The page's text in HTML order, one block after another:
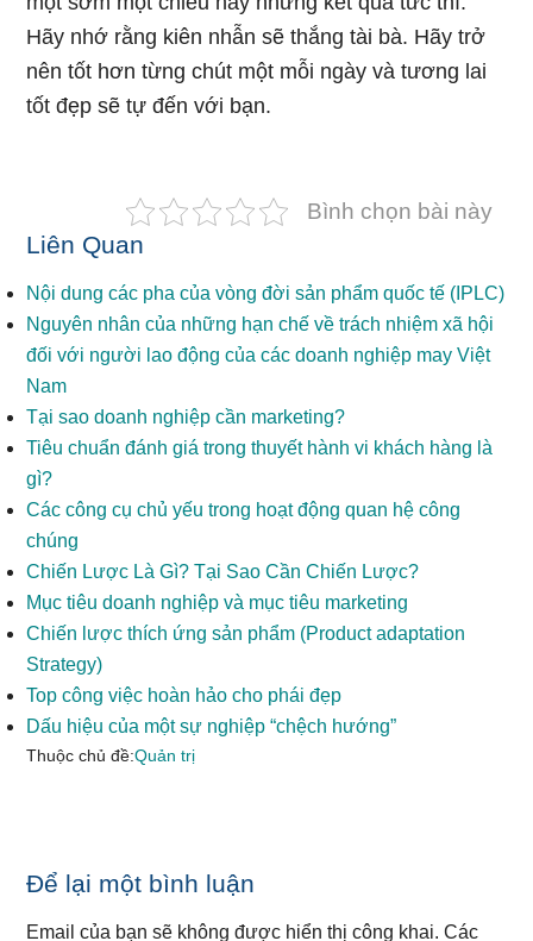
Hãy nhớ rằng kiên nhẫn sẽ thắng tài bà. Hãy trở
nên tốt hơn từng chút một mỗi ngày và tương lai
tốt đẹp sẽ tự đến với bạn.
Bình chọn bài này
Liên Quan
Nội dung các pha của vòng đời sản phẩm quốc tế (IPLC)
Nguyên nhân của những hạn chế về trách nhiệm xã hội
đối với người lao động của các doanh nghiệp may Việt
Nam
Tại sao doanh nghiệp cần marketing?
Tiêu chuẩn đánh giá trong thuyết hành vi khách hàng là
gì?
Các công cụ chủ yếu trong hoạt động quan hệ công
chúng
Chiến Lược Là Gì? Tại Sao Cần Chiến Lược?
Mục tiêu doanh nghiệp và mục tiêu marketing
Chiến lược thích ứng sản phẩm (Product adaptation
Strategy)
Top công việc hoàn hảo cho phái đẹp
Dấu hiệu của một sự nghiệp “chệch hướng”
Thuộc chủ đề:Quản trị
Reader
Interactions
Để lại một bình luận
Email của bạn sẽ không được hiển thị công khai. Các